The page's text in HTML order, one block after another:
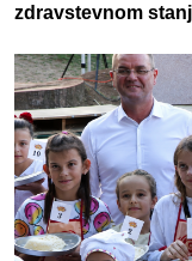
zdravstevnom